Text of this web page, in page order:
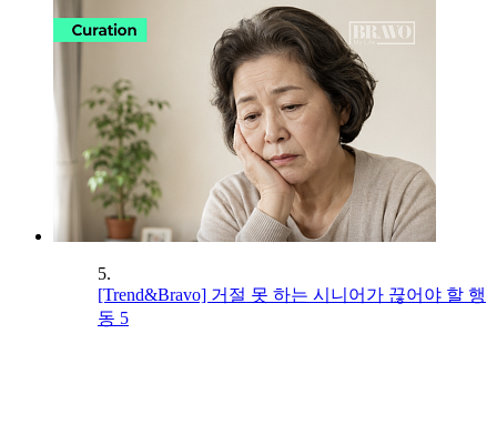
5.
[Trend&Bravo] 거절 못 하는 시니어가 끊어야 할 행
동 5